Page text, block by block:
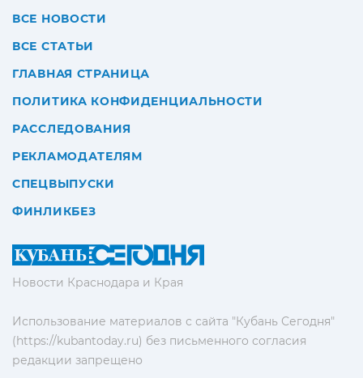
Новости Краснодара и Края
Использование материалов с сайта "Кубань Сегодня"
(https://kubantoday.ru) без письменного согласия
редакции запрещено
ВСЕ НОВОСТИ
ВСЕ СТАТЬИ
ГЛАВНАЯ СТРАНИЦА
ПОЛИТИКА КОНФИДЕНЦИАЛЬНОСТИ
РАССЛЕДОВАНИЯ
РЕКЛАМОДАТЕЛЯМ
СПЕЦВЫПУСКИ
ФИНЛИКБЕЗ